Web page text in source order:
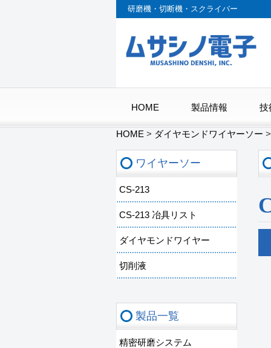
研磨機・切断機・スクライバー
HOME 製品情報 技
HOME > ダイヤモンドワイヤーソー
ワイヤーソー
CS-213
CS-213 冶具リスト
ダイヤモンドワイヤー
切削液
製品一覧
精密研磨システム